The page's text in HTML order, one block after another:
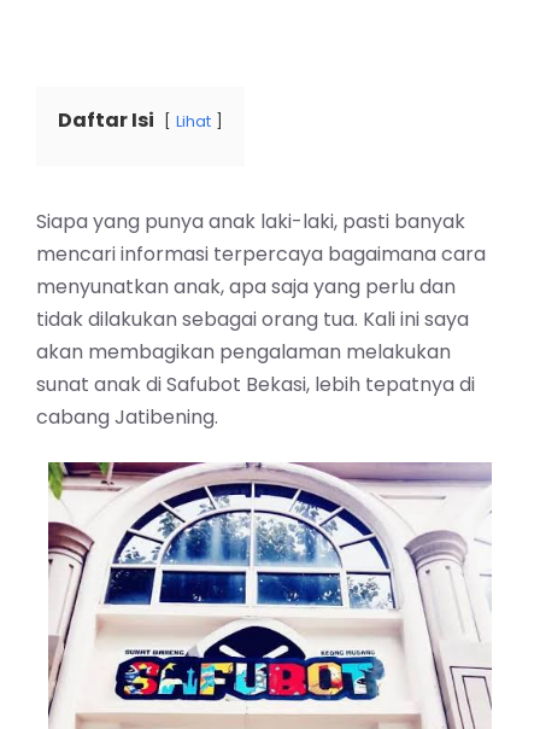
Daftar Isi Lihat
Siapa yang punya anak laki-laki, pasti banyak
mencari informasi terpercaya bagaimana cara
menyunatkan anak, apa saja yang perlu dan
tidak dilakukan sebagai orang tua. Kali ini saya
akan membagikan pengalaman melakukan
sunat anak di Safubot Bekasi, lebih tepatnya di
cabang Jatibening.